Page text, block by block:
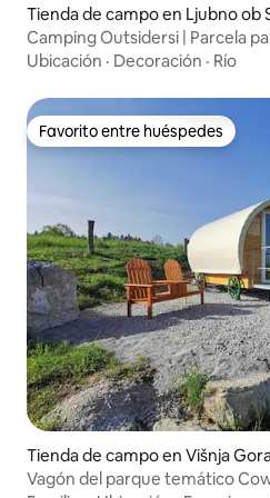
Tienda de campo en Ljubno ob
Camping Outsidersi | Parcela
Naturaleza | Ljubno
Ubicación · Decoración · Río
Favorito entre huéspedes
Favorito entre huéspedes
Tienda de campo en Višnja
Vagón del parque temático